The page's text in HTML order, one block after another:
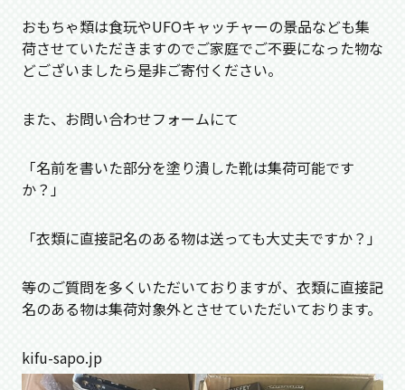
おもちゃ類は食玩やUFOキャッチャーの景品なども集
荷させていただきますのでご家庭でご不要になった物な
どございましたら是非ご寄付ください。
また、お問い合わせフォームにて
「名前を書いた部分を塗り潰した靴は集荷可能です
か？」
「衣類に直接記名のある物は送っても大丈夫ですか？」
等のご質問を多くいただいておりますが、衣類に直接記
名のある物は集荷対象外とさせていただいております。
kifu-sapo.jp